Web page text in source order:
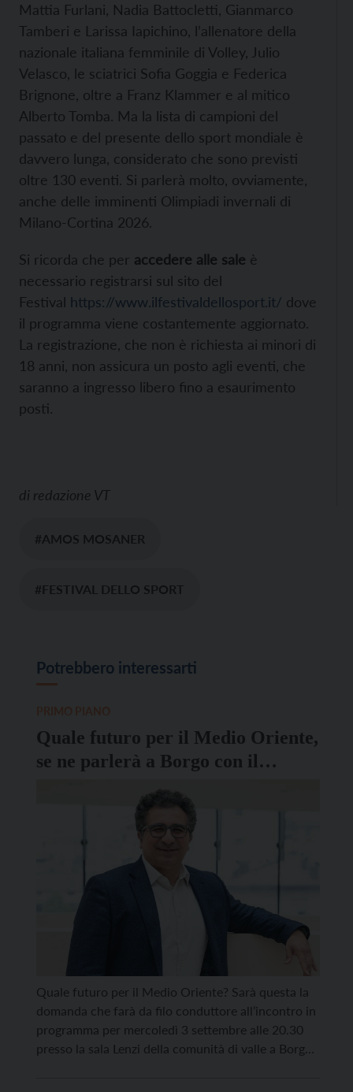
Mattia Furlani, Nadia Battocletti, Gianmarco
Tamberi e Larissa Iapichino, l’allenatore della
nazionale italiana femminile di Volley, Julio
Velasco, le sciatrici Sofia Goggia e Federica
Brignone, oltre a Franz Klammer e al mitico
Alberto Tomba. Ma la lista di campioni del
passato e del presente dello sport mondiale è
davvero lunga, considerato che sono previsti
oltre 130 eventi. Si parlerà molto, ovviamente,
anche delle imminenti Olimpiadi invernali di
Milano-Cortina 2026.
Si ricorda che per accedere alle sale è
necessario registrarsi sul sito del
Festival https://www.ilfestivaldellosport.it/ dove
il programma viene costantemente aggiornato.
La registrazione, che non è richiesta ai minori di
18 anni, non assicura un posto agli eventi, che
saranno a ingresso libero fino a esaurimento
posti.
di redazione VT
#AMOS MOSANER
#FESTIVAL DELLO SPORT
Potrebbero interessarti
Quale futuro per il Medio Oriente,
se ne parlerà a Borgo con il
professor Abdolmohammadi
Quale futuro per il Medio Oriente? Sarà questa la
domanda che farà da filo conduttore all’incontro in
programma per mercoledì 3 settembre alle 20.30
presso la sala Lenzi della comunità di valle a Borgo